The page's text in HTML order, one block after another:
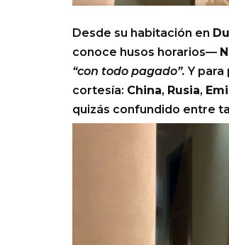
Desde su habitación en
conoce husos horarios—
“con todo pagado”. Y para
cortesía: China, Rusia,
quizás confundido entre